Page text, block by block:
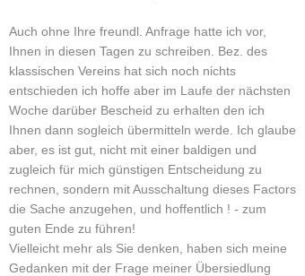
Auch ohne Ihre freundl. Anfrage hatte ich vor,
Ihnen in diesen Tagen zu schreiben. Bez. des
klassischen Vereins hat sich noch nichts
entschieden ich hoffe aber im Laufe der nächsten
Woche darüber Bescheid zu erhalten den ich
Ihnen dann sogleich übermitteln werde. Ich glaube
aber, es ist gut, nicht mit einer baldigen und
zugleich für mich günstigen Entscheidung zu
rechnen, sondern mit Ausschaltung dieses Factors
die Sache anzugehen, und hoffentlich ! - zum
guten Ende zu führen!
Vielleicht mehr als Sie denken, haben sich meine
Gedanken mit der Frage meiner Übersiedlung